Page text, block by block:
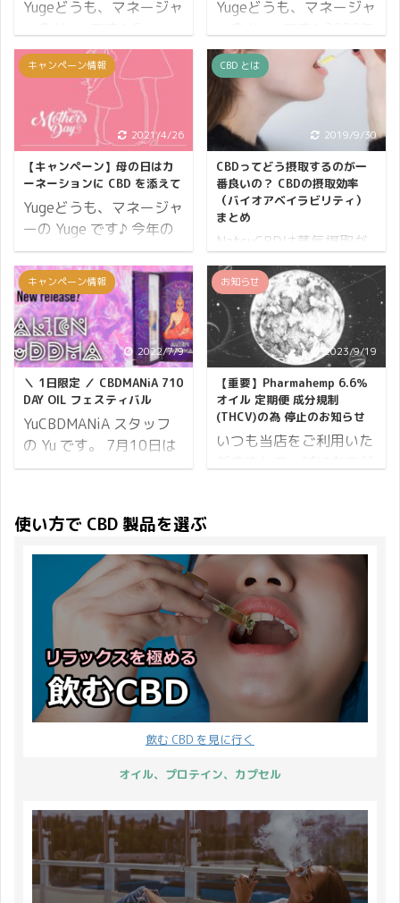
Yugeどうも、マネージャ
の CBD プロテインが販
売開始になりましたが、
気を付けていただきたい
ことがあるので共有しま
す。 気を付けていただき
たいのは開封時です。
CBD プロテインのチャッ
クがきちんと閉まってい
るかどうか、開封前に必
ず確認してから開けてく
ださい。 それでは詳細を
説明します。 開封前に袋
のチャックを確認する 繰
り返しになりますが、大
事なことなのでもう一度
お伝えします。 袋のチャ
ックが開いているものが
あるので、開封前に必ず
袋のチャックをご確認く
ださい。 ...
Yugeどうも、マネージャ
は閏年。 2月は通常より
も1日多く、29日が存在
する年です。 閏とは「う
るう」と読み、暦におい
て1年の日数が平年より
も多いことをいいます。
知ってるよ！というツッ
コミはさておきｗ
CBDMANiA では閏日のよ
うに、商品をご購入いた
だいた方全員に特典をお
付けする「閏日祭り」を
開催いたします。 それで
は詳細をご覧ください。
開催期間 29日間開催
2020年2月1日(土)12:00
から2月29日(土)21:00
まで。 ※開催期間内での
決済完了が対象 ...
キャンペーン情報
2021/4/26
【キャンペーン】母の日はカ
ーネーションに CBD を添えて
Yugeどうも、マネージャ
ーの Yuge です♪ 今年の
母の日は CBD を贈って
みてはいかがでしょう
か？ CBDMANiA では母
の日に CBD 製品をプレ
ゼントするという人を応
援します♪ キャンペーン
の概要はこちら↯ ポイン
ト8倍 CBD サポートプロ
ジェクト ポイント20倍
の商品 必ずもらえるプレ
ゼント それでは母の日キ
日間開催 2021年4月23
日(金)10:00から5月9日
(日)23:59まで。 ※開催
期間内でのご注文が対象
となります。 続いてポイ
CBD とは
2019/9/30
CBDってどう摂取するのが一
番良いの？ CBDの摂取効率
（バイオアベイラビリティ）
まとめ
NatsuCBDは蒸気摂取が
効率的って言うけど、最
新の研究ではどうなんだ
ろう？ 最新の研究報告を
まとめてみましょう！
Sumi CBDの研究が進む
につれ、科学者や研究者
たちはCBDがどのように
身体に作用し、不安障害
やうつ病などの精神の症
きちんとCBDが吸収され
ないと発揮されることは
ありません。 この記事で
は、複数のCBDの摂取方
法を比べ、ご自分がどの
ようにCBDを摂取するか
についても一考していた
キャンペーン情報
2022/7/9
＼ 1日限定 ／ CBDMANiA 710
DAY OIL フェスティバル
YuCBDMANiA スタッフ
の Yu です。 7月10日は
OIL（オイル）の日で
した物全般を（コンセン
トレート・ワックス・オ
イル）等と呼び、7月10
日は大麻文化を祝う日と
されています。
CBDMANiAも皆さまと
CBDMANiA 710 DAY OIL
フェスティバル として一
緒にHAPPYにお祝いした
いと思っています♪ はじ
めに、7月10日に新発売
する商品のお知らせで
VapeMania CBNカートリ
ッジ ALIEN ...
お知らせ
2023/9/19
【重要】Pharmahemp 6.6％
オイル 定期便 成分規制
(THCV)の為 停止のお知らせ
いつも当店をご利用いた
せとさせていただきま
す。 メルマガ・SNS等で
何度も発信をしておりま
したが、Pharmahemp
6.6％オイル 定期便は多
くのお客様にご利用頂い
ておりました為ブログで
もこうして発信させてい
ただきます。 度重なるご
ます。 Pharmahemp
6.6％オイル の定期便を
ご契約のお客様で、まだ
ご覧になっていないかた
が居ましたら必ずご一読
下さい ...
使い方で CBD 製品を選ぶ
飲む CBD を見に行く
オイル、プロテイン、カプセル